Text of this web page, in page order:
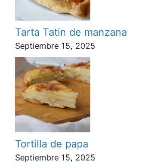
Tarta Tatin de manzana
Septiembre 15, 2025
Tortilla de papa
Septiembre 15, 2025